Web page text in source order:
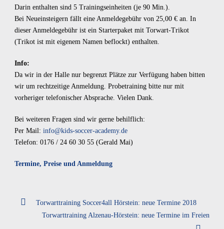
Darin enthalten sind 5 Trainingseinheiten (je 90 Min.).
Bei Neueinsteigern fällt eine Anmeldegebühr von 25,00 € an. In
dieser Anmeldegebühr ist ein Starterpaket mit Torwart-Trikot
(Trikot ist mit eigenem Namen beflockt) enthalten.
Info:
Da wir in der Halle nur begrenzt Plätze zur Verfügung haben bitten
wir um rechtzeitige Anmeldung. Probetraining bitte nur mit
vorheriger telefonischer Absprache. Vielen Dank.
Bei weiteren Fragen sind wir gerne behilflich:
Per Mail: info@kids-soccer-academy.de
Telefon: 0176 / 24 60 30 55 (Gerald Mai)
Termine, Preise und Anmeldung
Torwarttraining Soccer4all Hörstein: neue Termine 2018
Torwarttraining Alzenau-Hörstein: neue Termine im Freien